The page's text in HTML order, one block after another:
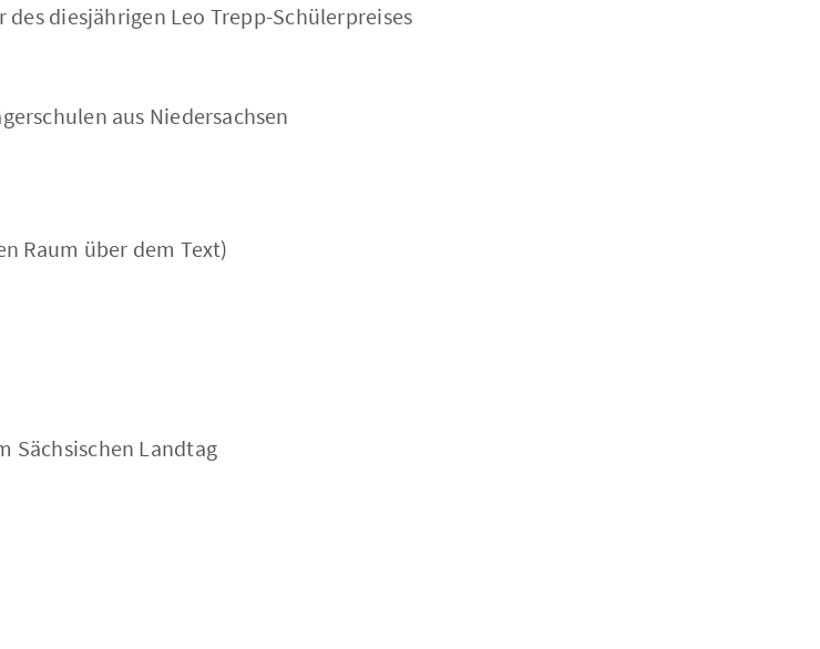
diesjährigen Leo Trepp-Schülerpreises
aus Niedersachsen
Raum über dem Text)
Sächsischen Landtag